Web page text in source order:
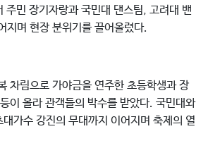
주민 장기자랑과 국민대 댄스팀, 고려대 밴
지며 현장 분위기를 끌어올렸다.
차림으로 가야금을 연주한 초등학생과 장
이 올라 관객들의 박수를 받았다. 국민대와
가수 강진의 무대까지 이어지며 축제의 열